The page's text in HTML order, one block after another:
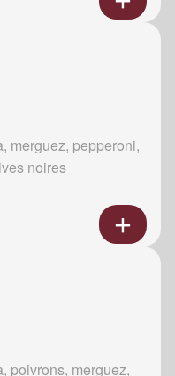
merguez, pepperoni,
noires
poivrons, merguez,